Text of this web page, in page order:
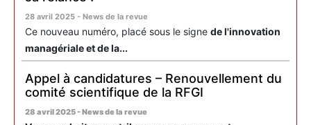
28 avril 2025 - News de la revue
Ce nouveau numéro, placé sous le signe de l'innovation
managériale et de la...
Appel à candidatures – Renouvellement du
comité scientifique de la RFGI
28 avril 2025 - News de la revue